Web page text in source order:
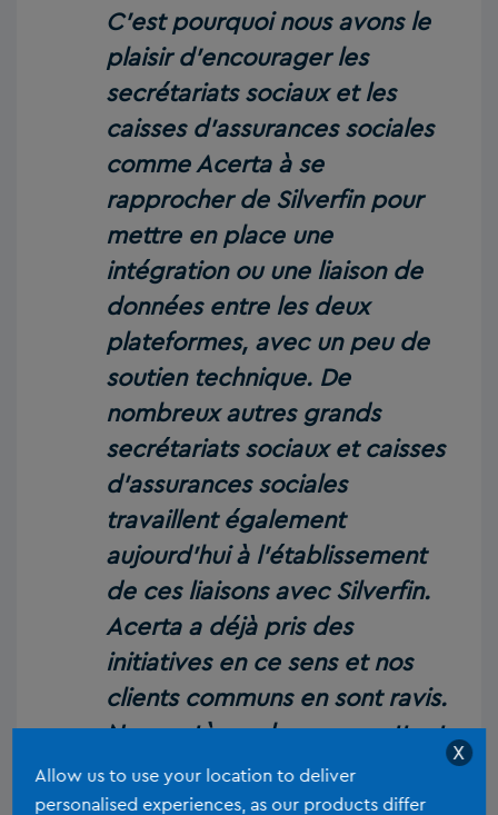
C’est pourquoi nous avons le
plaisir d’encourager les
secrétariats sociaux et les
caisses d’assurances sociales
comme Acerta à se
rapprocher de Silverfin pour
mettre en place une
intégration ou une liaison de
données entre les deux
plateformes, avec un peu de
soutien technique. De
nombreux autres grands
secrétariats sociaux et caisses
d’assurances sociales
travaillent également
aujourd’hui à l’établissement
de ces liaisons avec Silverfin.
Acerta a déjà pris des
initiatives en ce sens et nos
clients communs en sont ravis.
Nos systèmes leur permettent
en effet de gagner du temps,
d’éviter les erreurs et
X
Allow us to use your location to deliver
personalised experiences, as our products differ